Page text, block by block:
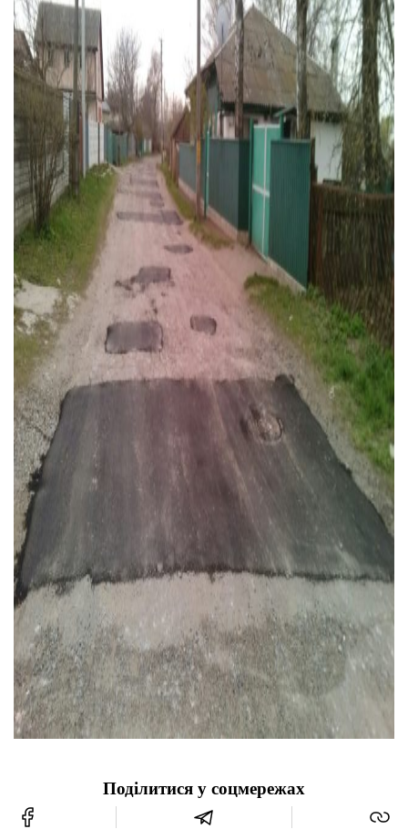
Поділитися у соцмережах